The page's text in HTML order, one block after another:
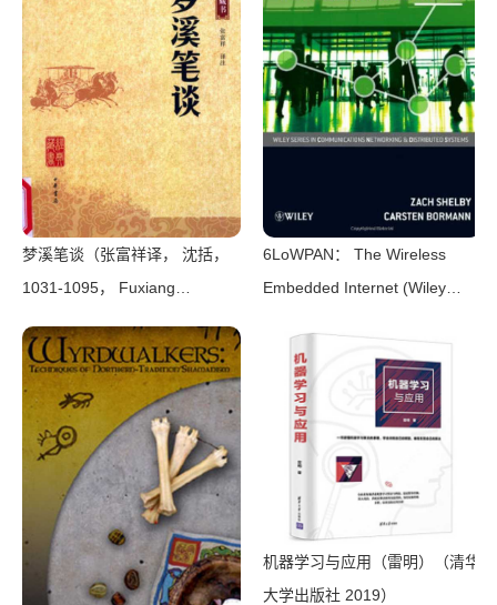
梦溪笔谈（张富祥译， 沈括，
1031-1095， Fuxiang
2009）
6LoWPAN： The Wireless
Embedded Internet (Wiley
Networking & Distributed
Systems)（Zach Shelby，
Carsten Bormann）（Wiley
机器学习与应用（雷明）（清华
大学出版社 2019）